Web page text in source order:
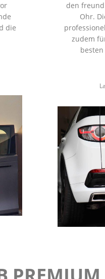
den freundlichen
Ohr. Die rasche
professionelle Arbeit
zudem für mich
besten
Land Rover